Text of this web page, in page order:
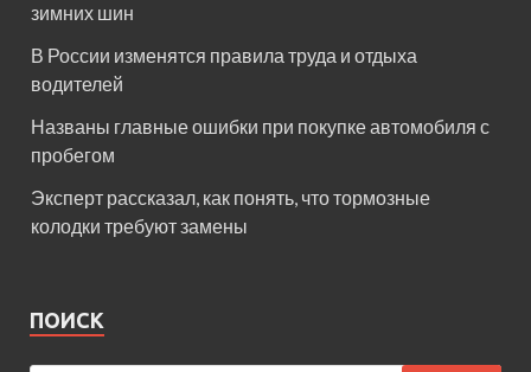
зимних шин
В России изменятся правила труда и отдыха
водителей
Названы главные ошибки при покупке автомобиля с
пробегом
Эксперт рассказал, как понять, что тормозные
колодки требуют замены
ПОИСК